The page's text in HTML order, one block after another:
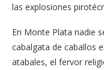
las explosiones
En Monte Plata nadie
cabalgata de caballos
atabales, el fervor